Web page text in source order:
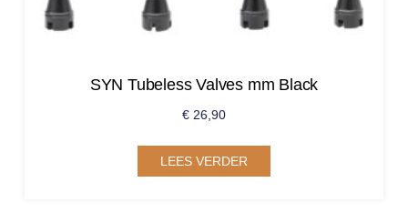
SYN Tubeless Valves mm Black
€ 26,90
LEES VERDER